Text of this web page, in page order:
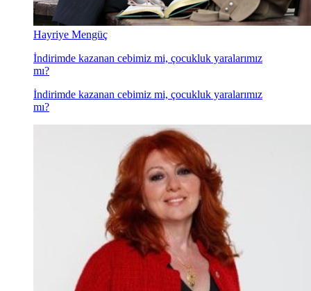
Hayriye Mengüç
İndirimde kazanan cebimiz mi, çocukluk yaralarımız
mı?
İndirimde kazanan cebimiz mi, çocukluk yaralarımız
mı?